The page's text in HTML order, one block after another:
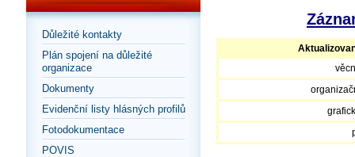
Důležité kontakty
Plán spojení na důležité
organizace
Dokumenty
Evidenční listy hlásných profilů
Fotodokumentace
POVIS